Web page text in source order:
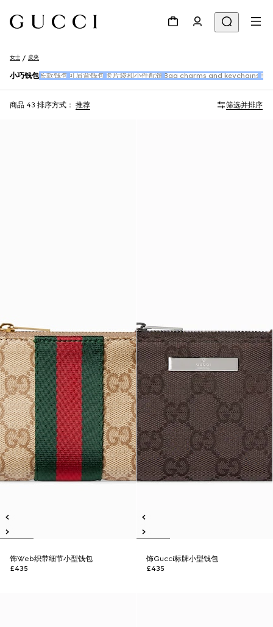
女士 皮夹
小巧钱包长款钱包 可肩背钱包 卡片袋和小件配饰 Bag charms and keychains 手
商品 43 排序方式： 推荐 筛选并排序
饰Web织带细节小型钱包
£435
饰Gucci标牌小型钱包
£435